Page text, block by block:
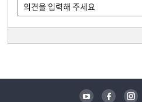
유튜브 페이스북 인스타그램